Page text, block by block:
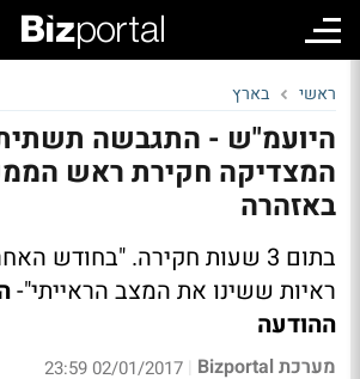
ראשי בארץ
היועמ"ש - התגבשה
המצדיקה חקירת ראש
באזהרה
בתום 3 שעות חקירה. "בחודש
ראיות ששינו את המצב הראייתי"-
ההודעה
מערכת Bizportal |
02/01/2017 23:59